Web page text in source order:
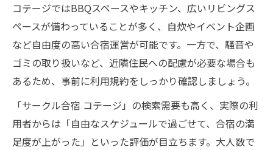
コテージではBBQスペースやキッチン、広いリビングス
ペースが備わっていることが多く、自炊やイベント企画
など自由度の高い合宿運営が可能です。一方で、騒音や
ゴミの取り扱いなど、近隣住民への配慮が必要な場合も
あるため、事前に利用規約をしっかり確認しましょう。
「サークル合宿 コテージ」の検索需要も高く、実際の利
用者からは「自由なスケジュールで過ごせて、合宿の満
足度が上がった」といった評価が目立ちます。大人数で